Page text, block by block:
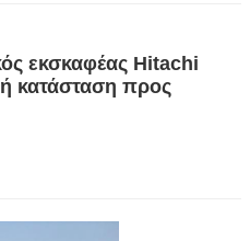
εκσκαφέας Hitachi
κατάσταση προς